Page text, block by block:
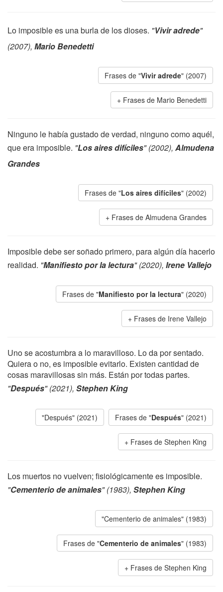
Lo imposible es una burla de los dioses. "Vivir adrede"
(2007), Mario Benedetti
Frases de "Vivir adrede" (2007)
Frases de Mario Benedetti
Ninguno le había gustado de verdad, ninguno como aquél,
que era imposible. "Los aires difíciles" (2002), Almudena
Grandes
Frases de "Los aires difíciles" (2002)
Frases de Almudena Grandes
Imposible debe ser soñado primero, para algún día hacerlo
realidad. "Manifiesto por la lectura" (2020), Irene Vallejo
Frases de "Manifiesto por la lectura" (2020)
Frases de Irene Vallejo
Uno se acostumbra a lo maravilloso. Lo da por sentado.
Quiera o no, es imposible evitarlo. Existen cantidad de
cosas maravillosas sin más. Están por todas partes.
"Después" (2021), Stephen King
"Después" (2021) Frases de "Después" (2021)
Frases de Stephen King
Los muertos no vuelven; fisiológicamente es imposible.
"Cementerio de animales" (1983), Stephen King
"Cementerio de animales" (1983)
Frases de "Cementerio de animales" (1983)
Frases de Stephen King